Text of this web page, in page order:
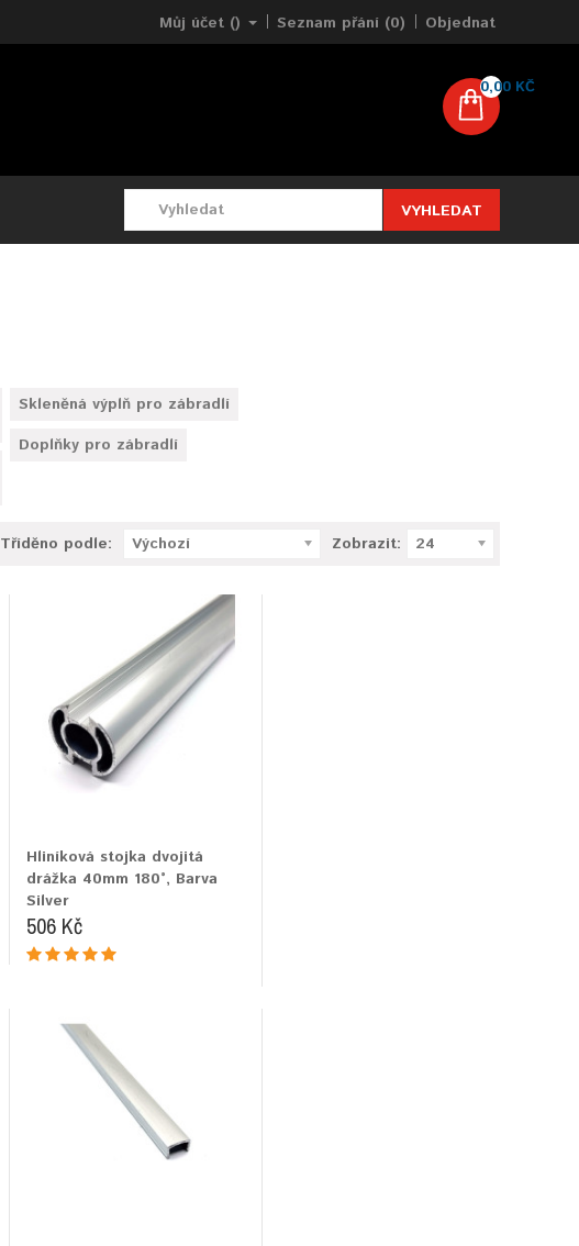
Můj účet () Seznam přání (0) Objednat
0,00 KČ
VYHLEDAT
Skleněná výplň pro zábradlí
Doplňky pro zábradlí
Tříděno podle: Výchozí Zobrazit: 24
Hliníková stojka dvojitá
drážka 40mm 180°, Barva
Silver
506 Kč